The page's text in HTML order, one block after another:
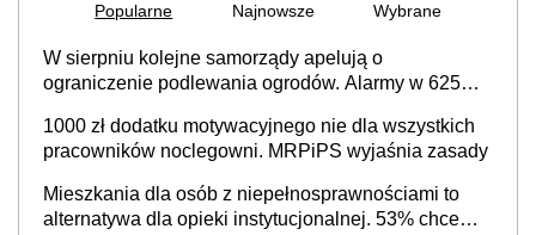
Popularne Najnowsze Wybrane
W sierpniu kolejne samorządy apelują o
ograniczenie podlewania ogrodów. Alarmy w 625
cały kraj
1000 zł dodatku motywacyjnego nie dla wszystkich
pracowników noclegowni. MRPiPS wyjaśnia zasady
Mieszkania dla osób z niepełnosprawnościami to
alternatywa dla opieki instytucjonalnej. 53% chce